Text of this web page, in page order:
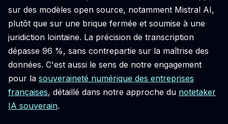
sur des modèles open source, notamment Mistral AI,
plutôt que sur une brique fermée et soumise à une
juridiction lointaine. La précision de transcription
dépasse 96 %, sans contrepartie sur la maîtrise des
données. C'est aussi le sens de notre engagement
pour la souveraineté numérique des entreprises
françaises, détaillé dans notre approche du notetaker
IA souverain.